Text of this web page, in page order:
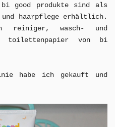
bi good produkte sind als
haarpflege erhältlich.
reiniger, wasch- und
toilettenpapier von bi
habe ich gekauft und